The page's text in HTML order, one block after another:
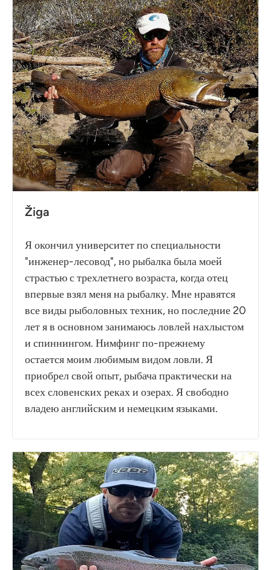
Žiga
Я окончил университет по специальности
"инженер-лесовод", но рыбалка была моей
страстью с трехлетнего возраста, когда отец
впервые взял меня на рыбалку. Мне нравятся
все виды рыболовных техник, но последние 20
лет я в основном занимаюсь ловлей нахлыстом
и спиннингом. Нимфинг по-прежнему
остается моим любимым видом ловли. Я
приобрел свой опыт, рыбача практически на
всех словенских реках и озерах. Я свободно
владею английским и немецким языками.